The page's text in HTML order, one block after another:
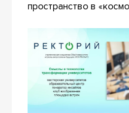
пространство в